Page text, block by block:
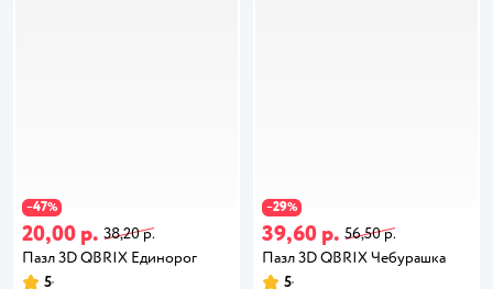
−47%
20,00 р. 38,20 р.
Пазл 3D QBRIX Единорог
5
−29%
39,60 р. 56,50 р.
Пазл 3D QBRIX Чебурашка
5